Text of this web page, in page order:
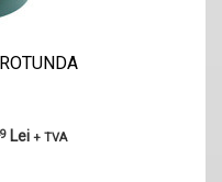
Lei + TVA